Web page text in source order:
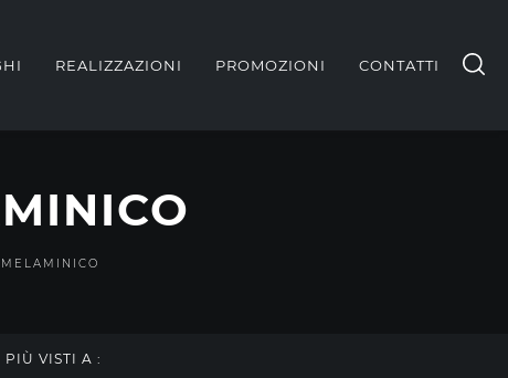
REALIZZAZIONI PROMOZIONI CONTATTI
PIÙ VISTI A :